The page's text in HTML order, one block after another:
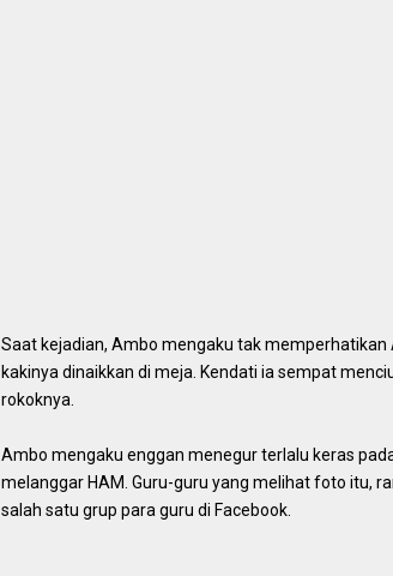
Saat kejadian, Ambo mengaku tak
kakinya dinaikkan di meja. Kendati ia sempat
rokoknya.
Ambo mengaku enggan menegur terlalu keras
melanggar HAM. Guru-guru yang melihat foto itu,
salah satu grup para guru di Facebook.